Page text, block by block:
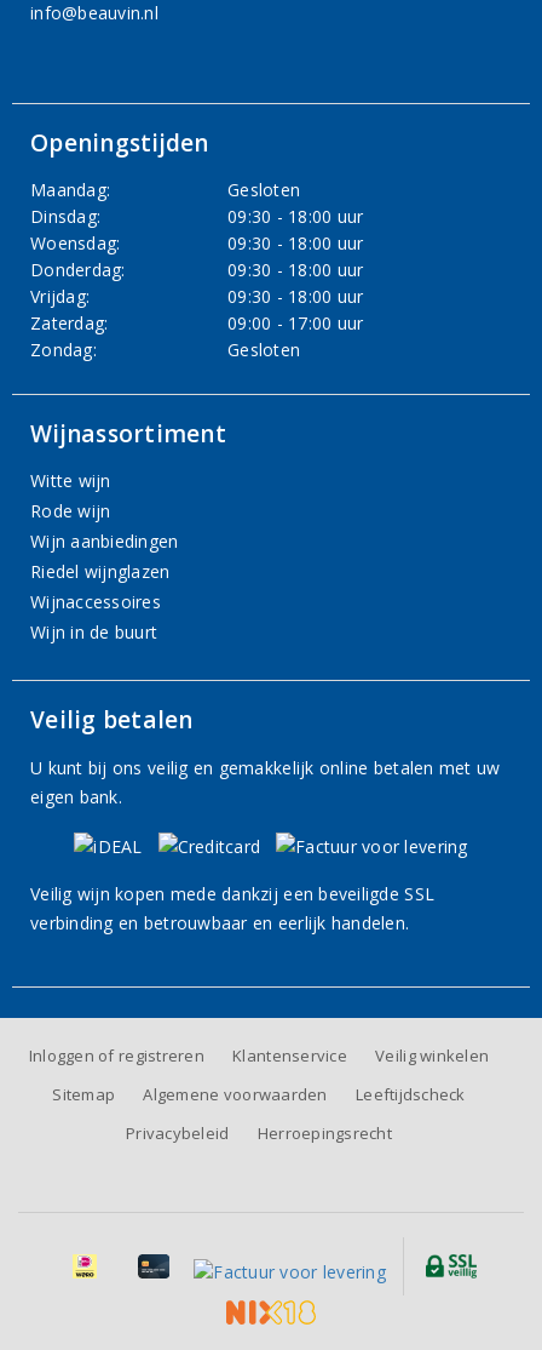
info@beauvin.nl
Openingstijden
Maandag:
Gesloten
Dinsdag:
09:30 - 18:00 uur
Woensdag:
09:30 - 18:00 uur
Donderdag:
09:30 - 18:00 uur
Vrijdag:
09:30 - 18:00 uur
Zaterdag:
09:00 - 17:00 uur
Zondag:
Gesloten
Wijnassortiment
Witte wijn
Rode wijn
Wijn aanbiedingen
Riedel wijnglazen
Wijnaccessoires
Wijn in de buurt
Veilig betalen
U kunt bij ons veilig en gemakkelijk online betalen met uw
eigen bank.
Veilig wijn kopen mede dankzij een beveiligde SSL
verbinding en betrouwbaar en eerlijk handelen.
Inloggen of registreren Klantenservice
Veilig winkelen
Sitemap
Algemene voorwaarden
Leeftijdscheck
Privacybeleid
Herroepingsrecht